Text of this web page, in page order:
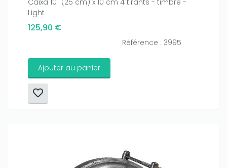
Caixa 10" (25 cm) x 10 cm 4 tirants - timbre -
Light
125,90 €
Référence : 3995
Ajouter au panier